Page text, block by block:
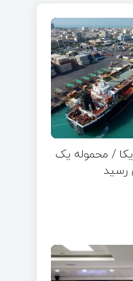
/ محموله یک
رسید